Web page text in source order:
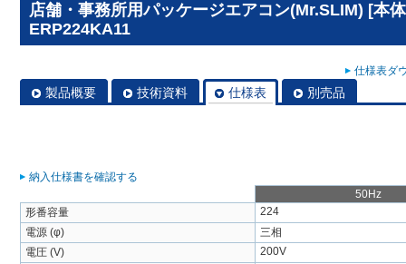
店舗・事務所用パッケージエアコン(Mr.SLIM) [本
ERP224KA11
仕様表ダ
製品概要 技術資料 仕様表 別売品
納入仕様書を確認する
50Hz
形番容量
224
電源 (φ)
三相
電圧 (V)
200V